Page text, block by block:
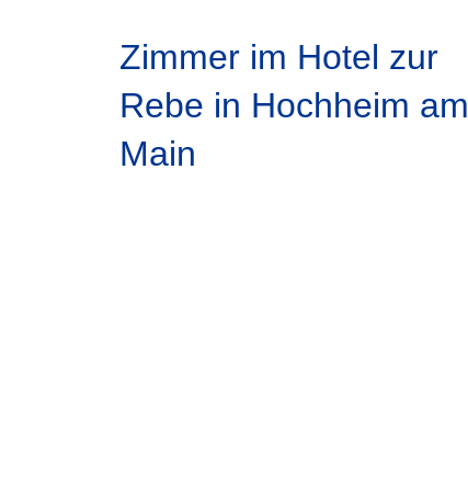
Zimmer im Hotel zur
Rebe in Hochheim am
Main